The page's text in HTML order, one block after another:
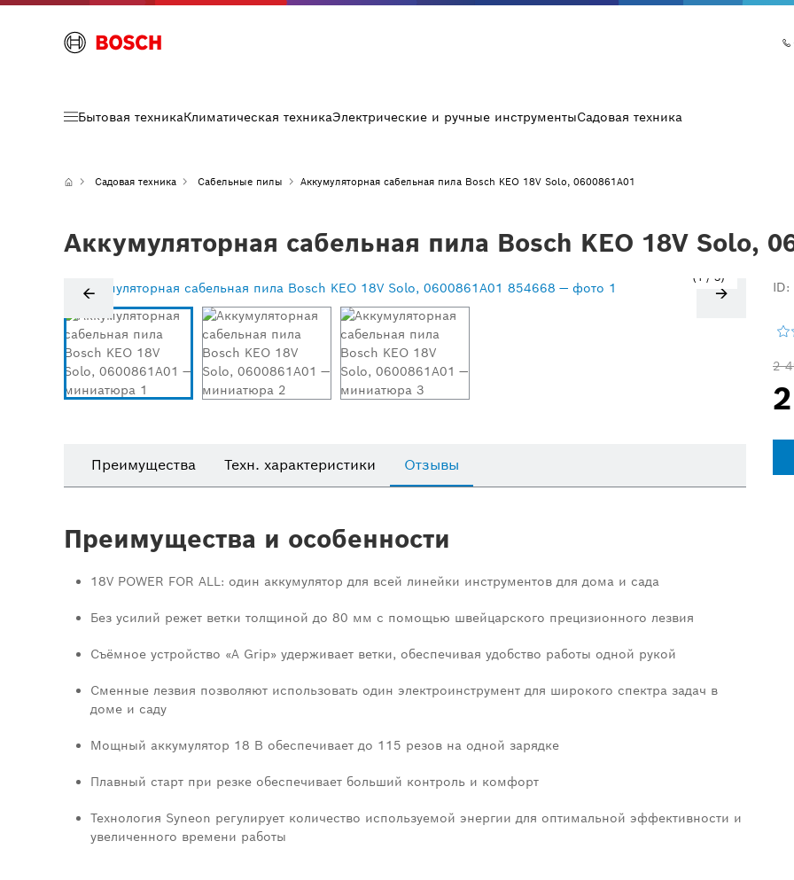
Бытовая техникаКлиматическая техникаЭлектрические и ручные инструментыСадовая техника
Садовая техника Сабельные пилы Аккумуляторная сабельная пила Bosch KEO 18V Solo, 0600861A01
Аккумуляторная сабельная пила Bosch KEO 18V Solo,
1 / 3
ID:
2
Преимущества Техн. характеристики Отзывы
Преимущества и особенности
18V POWER FOR ALL: один аккумулятор для всей линейки инструментов для дома и сада
Без усилий режет ветки толщиной до 80 мм с помощью швейцарского прецизионного лезвия
Съёмное устройство «A Grip» удерживает ветки, обеспечивая удобство работы одной рукой
Сменные лезвия позволяют использовать один электроинструмент для широкого спектра задач в
доме и саду
Мощный аккумулятор 18 В обеспечивает до 115 резов на одной зарядке
Плавный старт при резке обеспечивает больший контроль и комфорт
Технология Syneon регулирует количество используемой энергии для оптимальной эффективности и
увеличенного времени работы